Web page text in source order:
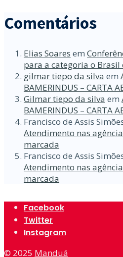
Comentários
Elias Soares em
para a categoria o
gilmar tiepo da silva em
BAMERINDUS – CARTA
Gilmar tiepo da silva em
BAMERINDUS – CARTA
Francisco de Assis
Atendimento nas
marcada
Francisco de Assis
Atendimento nas
marcada
Facebook
Twitter
Instagram
© 2025 Manduá